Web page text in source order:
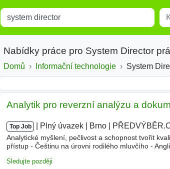
Title
Nabídky práce pro System Director
Domů Informační technologie System
Analytik pro reverzní analýzu a
Top Job Plný úvazek Brno
Analytické myšlení, pečlivost a schopnost tvořit
přístup - Češtinu na úrovni rodilého mluvčího -
Sledujte později